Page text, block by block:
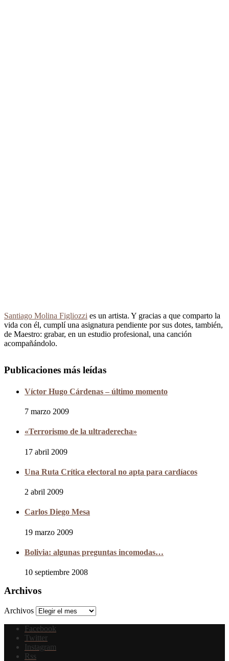
Santiago Molina Figliozzi es un artista. Y gracias a que comparto la
vida con él, cumplí una asignatura pendiente por sus dotes, también,
de Maestro: grabar, en un estudio profesional, una canción
acompañándolo.
Publicaciones más leídas
Víctor Hugo Cárdenas – último momento
7 marzo 2009
«Terrorismo de la ultraderecha»
17 abril 2009
Una Ruta Crítica electoral no apta para cardíacos
2 abril 2009
Carlos Diego Mesa
19 marzo 2009
Bolivia: algunas preguntas incomodas…
10 septiembre 2008
Archivos
Archivos
Facebook
Twitter
Instagram
Rss